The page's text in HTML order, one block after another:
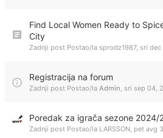
Find Local Women Ready to
City
Zadnji post Postao/la sprodz1987, sri
Registracija na forum
Zadnji post Postao/la Admin, sri sep 04,
Poredak za igrača sezone 2024/
Zadnji post Postao/la LARSSON, pet avg